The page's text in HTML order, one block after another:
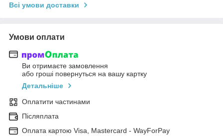
Всі умови доставки
Умови оплати
Ви отримаєте замовлення
або гроші повернуться на вашу картку
Детальніше
Оплатити частинами
Післяплата
Оплата картою Visa, Mastercard - WayForPay